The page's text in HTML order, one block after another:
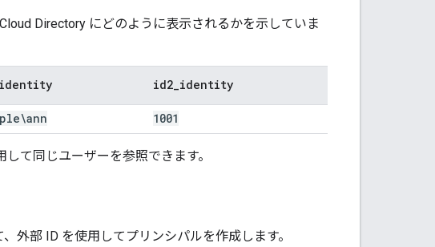
Directory にどのように表示されるかを示していま
identity id2 identity
1001
て同じユーザーを参照できます。
外部 ID を使用してプリンシパルを作成します。